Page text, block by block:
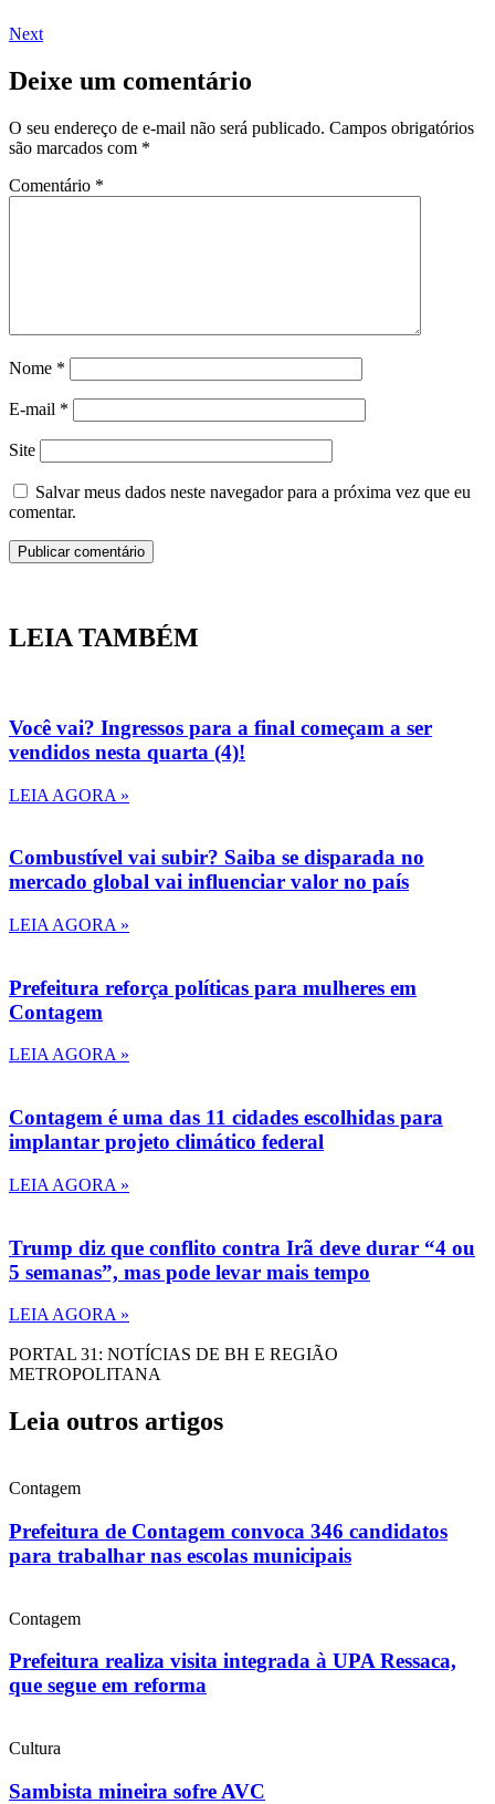
Next
Deixe um comentário
O seu endereço de e-mail não será publicado. Campos obrigatórios
são marcados com *
Comentário *
Nome *
E-mail *
Site
Salvar meus dados neste navegador para a próxima vez que eu
comentar.
LEIA TAMBÉM
Você vai? Ingressos para a final começam a ser
vendidos nesta quarta (4)!
LEIA AGORA »
Combustível vai subir? Saiba se disparada no
mercado global vai influenciar valor no país
LEIA AGORA »
Prefeitura reforça políticas para mulheres em
Contagem
LEIA AGORA »
Contagem é uma das 11 cidades escolhidas para
implantar projeto climático federal
LEIA AGORA »
Trump diz que conflito contra Irã deve durar “4 ou
5 semanas”, mas pode levar mais tempo
LEIA AGORA »
PORTAL 31: NOTÍCIAS DE BH E REGIÃO
METROPOLITANA
Leia outros artigos
Contagem
Prefeitura de Contagem convoca 346 candidatos
para trabalhar nas escolas municipais
Contagem
Prefeitura realiza visita integrada à UPA Ressaca,
que segue em reforma
Cultura
Sambista mineira sofre AVC